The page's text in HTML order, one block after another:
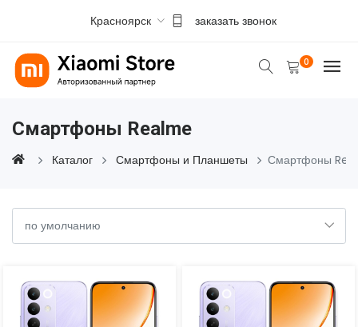
Красноярск заказать звонок
0
Смартфоны Realme
Каталог Смартфоны и Планшеты Смартфоны